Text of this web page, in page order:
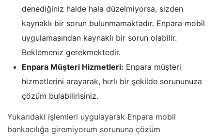
denediğiniz halde hala düzelmiyorsa, sizden
kaynaklı bir sorun bulunmamaktadır. Enpara mobil
uygulamasından kaynaklı bir sorun olabilir.
Beklemeniz gerekmektedir.
Enpara Müşteri Hizmetleri: Enpara müşteri
hizmetlerini arayarak, hızlı bir şekilde sorununuza
çözüm bulabilirisiniz.
Yukarıdaki işlemleri uygulayarak Enpara mobil
bankacılığa giremiyorum sorununa çözüm